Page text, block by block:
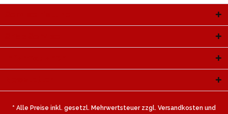
* Alle Preise inkl. gesetzl. Mehrwertsteuer zzgl. Versandkosten und